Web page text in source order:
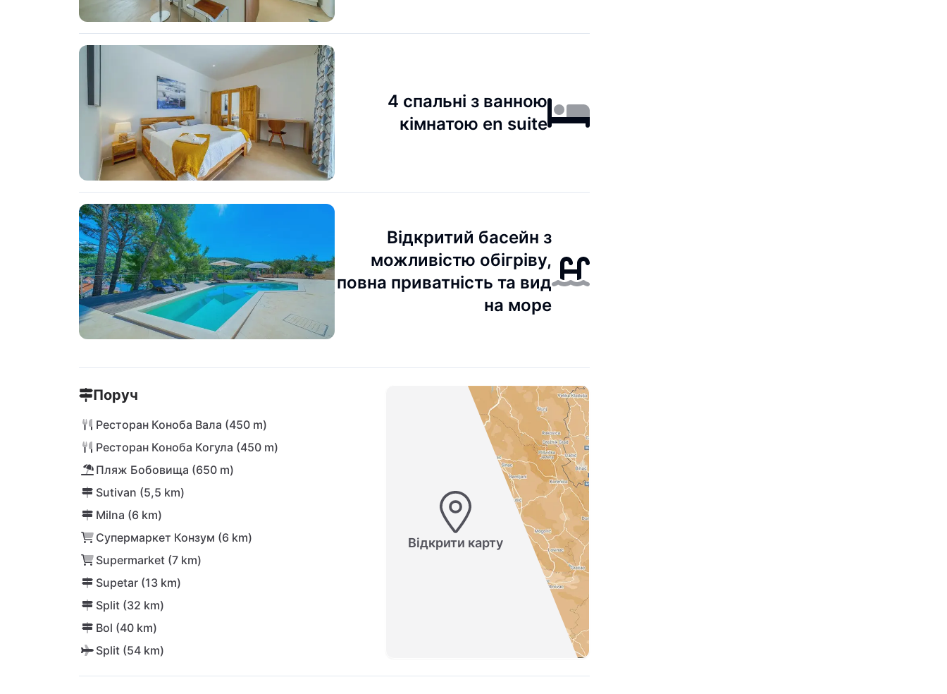
4 спальні з ванною
кімнатою en suite
Відкритий басейн з
можливістю обігріву,
повна приватність та вид
на море
Поруч
Ресторан Коноба Вала (450 m)
Ресторан Коноба Когула (450 m)
Пляж Бобовища (650 m)
Sutivan (5,5 km)
Milna (6 km)
Супермаркет Конзум (6 km)
Supermarket (7 km)
Supetar (13 km)
Split (32 km)
Bol (40 km)
Split (54 km)
Відкрити карту